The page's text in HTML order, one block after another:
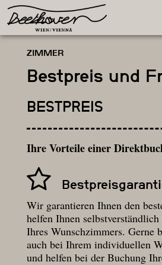
ZIMMER
Bestpreis und
BESTPREIS
Ihre Vorteile einer
Wir garantieren Ihnen den
helfen Ihnen
Ihres Wunschzimmers. Gerne
auch bei Ihrem individuellen
und helfen bei der Buchung